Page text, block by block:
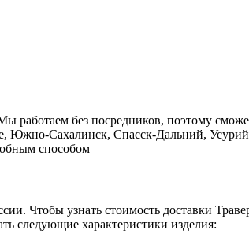
работаем без посредников, поэтому
Южно-Сахалинск, Спасск-Дальний,
способом
Чтобы узнать стоимость доставки
следующие характеристики изделия: